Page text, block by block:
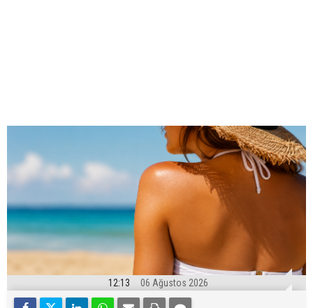
12:13 06 Ağustos 2026